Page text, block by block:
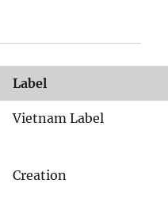
Label
Vietnam Label
Creation